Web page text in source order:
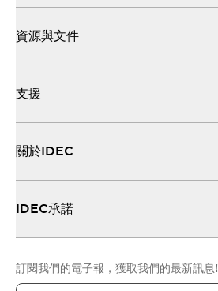
資源與文件
支援
關於IDEC
IDEC承諾
訂閱我們的電子報，獲取我們的最新訊息!